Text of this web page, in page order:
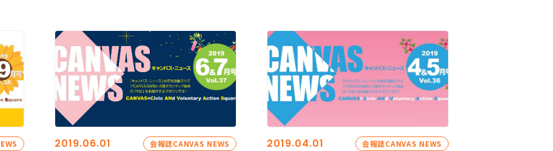
2019.06.01 会報誌CANVAS NEWS 2019.04.01 会報誌CANVAS NEWS